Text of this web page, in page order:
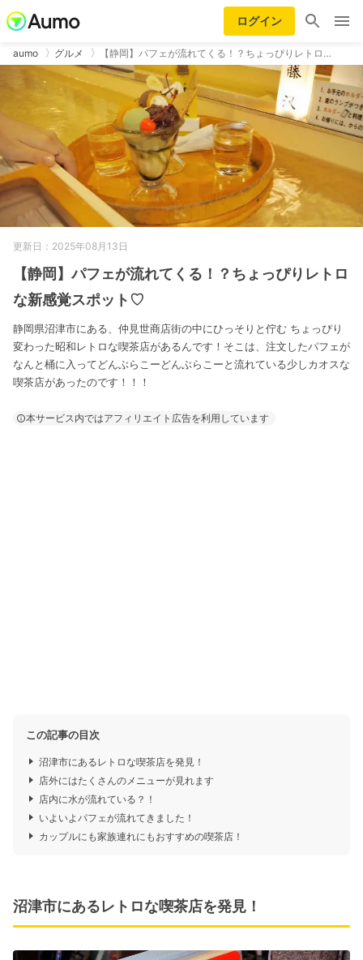
ログイン
aumo グルメ 【静岡】パフェが流れてくる！？ちょっぴりレトロ…
更新日：2025年08月13日
【静岡】パフェが流れてくる！？ちょっぴりレトロ
な新感覚スポット♡
静岡県沼津市にある、仲見世商店街の中にひっそりと佇む ちょっぴり
変わった昭和レトロな喫茶店があるんです！そこは、注文したパフェが
なんと桶に入ってどんぶらこーどんぶらこーと流れている少しカオスな
喫茶店があったのです！！！
本サービス内ではアフィリエイト広告を利用しています
この記事の目次
沼津市にあるレトロな喫茶店を発見！
店外にはたくさんのメニューが見れます
店内に水が流れている？！
いよいよパフェが流れてきました！
カップルにも家族連れにもおすすめの喫茶店！
沼津市にあるレトロな喫茶店を発見！